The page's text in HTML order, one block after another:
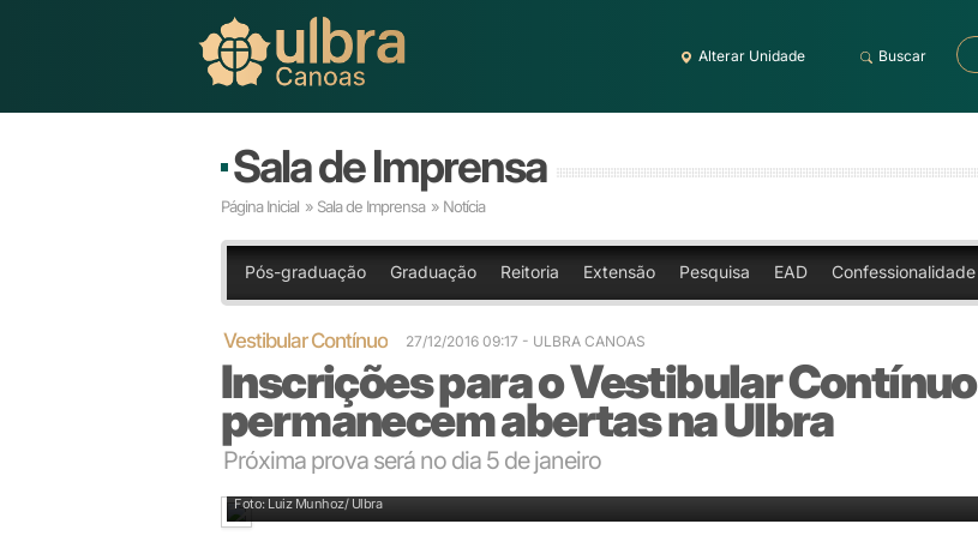
Alterar Unidade Buscar
Sala de Imprensa
Página Inicial » Sala de Imprensa » Notícia
Pós-graduação Graduação Reitoria Extensão Pesquisa EAD Confessionalidade
Vestibular Contínuo 27/12/2016 09:17 - ULBRA CANOAS
Inscrições para o Vestibular Contínuo
permanecem abertas na Ulbra
Próxima prova será no dia 5 de janeiro
Foto: Luiz Munhoz/ Ulbra